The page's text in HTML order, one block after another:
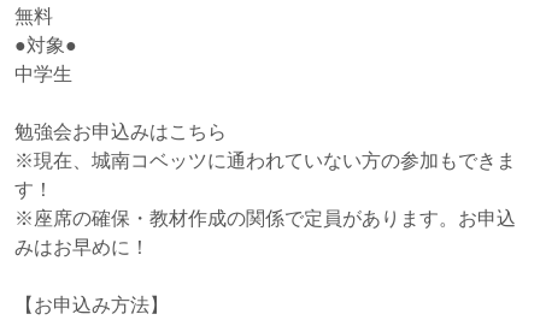
無料
●対象●
中学生
勉強会お申込みはこちら
※現在、城南コベッツに通われていない方の参加もできま
す！
※座席の確保・教材作成の関係で定員があります。お申込
みはお早めに！
【お申込み方法】